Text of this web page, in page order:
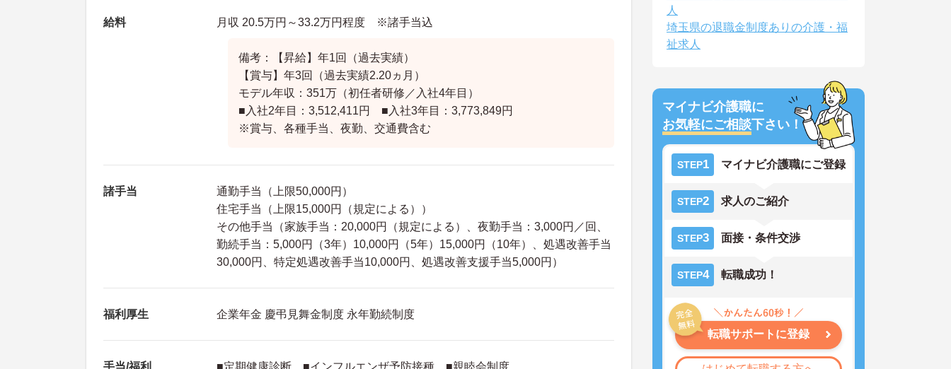
給料 月収 20.5万円～33.2万円程度 ※諸手当込
備考：【昇給】年1回（過去実績）
【賞与】年3回（過去実績2.20ヵ月）
モデル年収：351万（初任者研修／入社4年目）
■入社2年目：3,512,411円 ■入社3年目：3,773,849円
※賞与、各種手当、夜勤、交通費含む
諸手当
通勤手当（上限50,000円）
住宅手当（上限15,000円（規定による））
その他手当（家族手当：20,000円（規定による）、夜勤手当：3,000円／回、
勤続手当：5,000円（3年）10,000円（5年）15,000円（10年）、処遇改善手当
30,000円、特定処遇改善手当10,000円、処遇改善支援手当5,000円）
福利厚生 企業年金 慶弔見舞金制度 永年勤続制度
人
埼玉県の退職金制度ありの介護・福
祉求人
マイナビ介護職に
お気軽にご相談下さい！
STEP1 マイナビ介護職にご登録
STEP2 求人のご紹介
STEP3 面接・条件交渉
STEP4 転職成功！
転職サポートに登録